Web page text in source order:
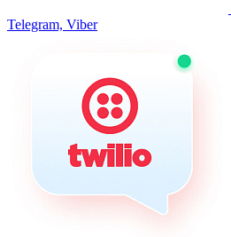
Telegram, Viber